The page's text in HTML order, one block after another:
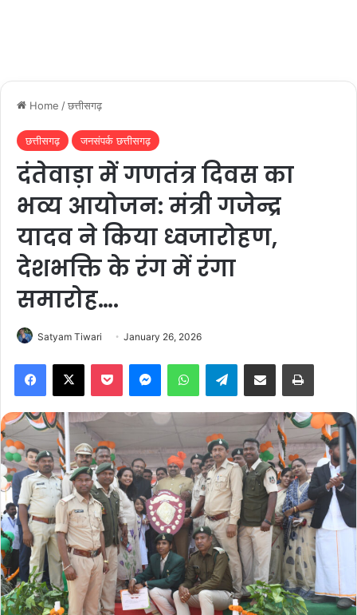
Home /छत्तीसगढ़
छत्तीसगढ़ जनसंपर्क छत्तीसगढ़
दंतेवाड़ा में गणतंत्र दिवस का
भव्य आयोजन: मंत्री गजेन्द्र
यादव ने किया ध्वजारोहण,
देशभक्ति के रंग में रंगा
समारोह….
Satyam Tiwari January 26, 2026
Telegram